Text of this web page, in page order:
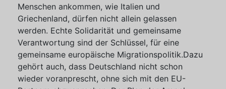
Menschen ankommen, wie Italien und
Griechenland, dürfen nicht allein gelassen
werden. Echte Solidarität und gemeinsame
Verantwortung sind der Schlüssel, für eine
gemeinsame europäische Migrationspolitik.Dazu
gehört auch, dass Deutschland nicht schon
wieder voranprescht, ohne sich mit den EU-